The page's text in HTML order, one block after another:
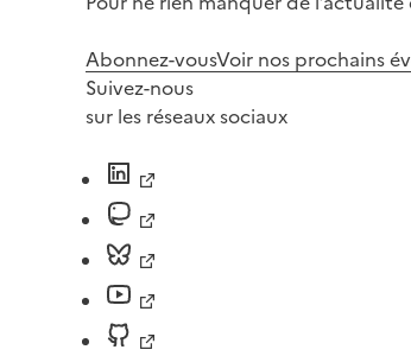
Abonnez-vousVoir nos prochains
Suivez-nous
sur les réseaux sociaux